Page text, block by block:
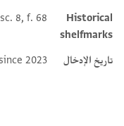
Historical
shelfmarks
8, f. 68
تاريخ الإدخال 2023